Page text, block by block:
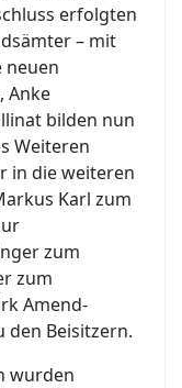
erfolgten
– mit
neuen
Anke
bilden nun
Weiteren
in die weiteren
Karl zum
zum
zum
Amend-
den Beisitzern.
wurden